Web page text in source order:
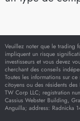
Veuillez noter que le trading
impliquent un risque
investisseurs et vous devez
cherchant des conseils
Toutes les informations sur
citoyens ou des résidents des
TW Corp LLC; registration
Cassius Webster Building,
Anguilla; address: Radnicka